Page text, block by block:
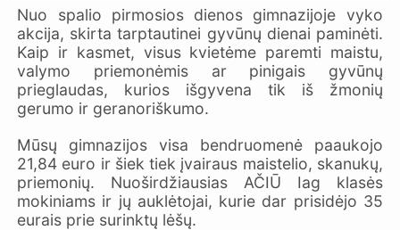
Nuo spalio pirmosios dienos gimnazijoje vyko
akcija, skirta tarptautinei gyvūnų dienai paminėti.
Kaip ir kasmet, visus kvietėme paremti maistu,
valymo priemonėmis ar pinigais gyvūnų
prieglaudas, kurios išgyvena tik iš žmonių
gerumo ir geranoriškumo.
Mūsų gimnazijos visa bendruomenė paaukojo
21,84 euro ir šiek tiek įvairaus maistelio, skanukų,
priemonių. Nuoširdžiausias AČIŪ Iag klasės
mokiniams ir jų auklėtojai, kurie dar prisidėjo 35
eurais prie surinktų lėšų.